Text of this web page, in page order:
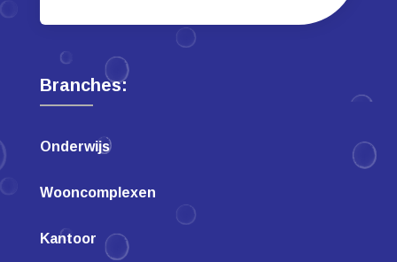
Branches:
Onderwijs
Wooncomplexen
Kantoor